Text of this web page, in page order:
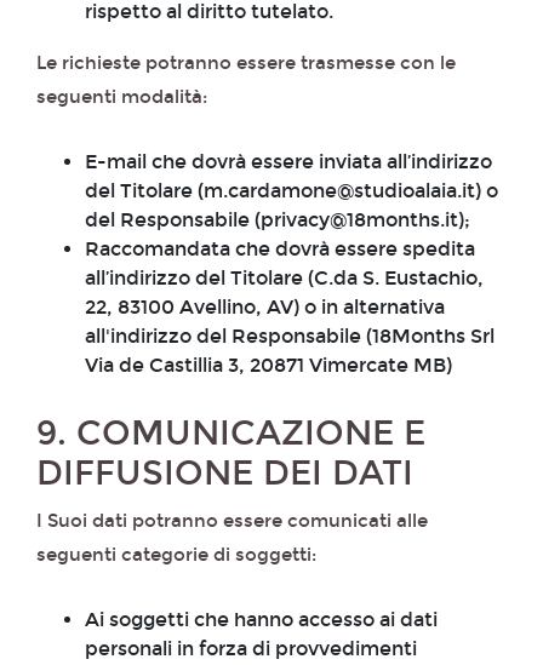
rispetto al diritto tutelato.
Le richieste potranno essere trasmesse con le
seguenti modalità:
E-mail che dovrà essere inviata all’indirizzo
del Titolare (m.cardamone@studioalaia.it) o
del Responsabile (privacy@18months.it);
Raccomandata che dovrà essere spedita
all’indirizzo del Titolare (C.da S. Eustachio,
22, 83100 Avellino, AV) o in alternativa
all'indirizzo del Responsabile (18Months Srl
Via de Castillia 3, 20871 Vimercate MB)
9. COMUNICAZIONE E
DIFFUSIONE DEI DATI
I Suoi dati potranno essere comunicati alle
seguenti categorie di soggetti:
Ai soggetti che hanno accesso ai dati
personali in forza di provvedimenti